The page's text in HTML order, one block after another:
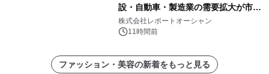
設・自動車・製造業の需要拡大が市場
を牽引
株式会社レポートオーシャン
11時間前
ファッション・美容の新着をもっと見る